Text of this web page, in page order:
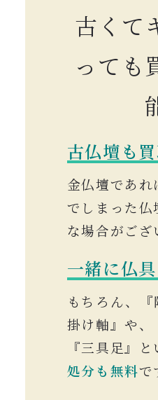
古くて
っても
古仏壇も
金仏壇であれ
でしまった仏
な場合がござ
一緒に仏
もちろん、
掛け軸』や、
『三具足』
処分も無料で